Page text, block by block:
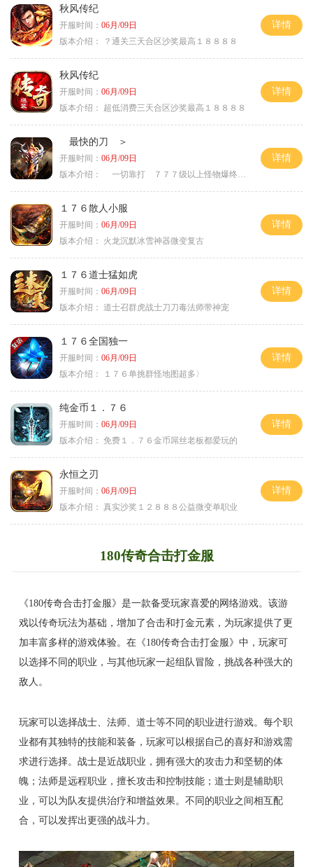
秋风传纪
开服时间： 06月/09日
版本介绍：
？通关三天合区沙奖最高１８８８８
详情
秋风传纪
开服时间： 06月/09日
版本介绍：
超低消费三天合区沙奖最高１８８８８
详情
最快的刀 ＞
开服时间： 06月/09日
版本介绍：
一切靠打 ７７７级以上怪物爆终极 ＞
详情
１７６散人小服
开服时间： 06月/09日
版本介绍：
火龙沉默冰雪神器微变复古
详情
１７６道士猛如虎
开服时间： 06月/09日
版本介绍： 道士召群虎战士刀刀毒法师带神宠
详情
１７６全国独一
开服时间： 06月/09日
版本介绍：
１７６单挑群怪地图超多〉
详情
纯金币１．７６
开服时间： 06月/09日
版本介绍： 免费１．７６金币屌丝老板都爱玩的
详情
永恒之刃
开服时间： 06月/09日
版本介绍： 真实沙奖１２８８８公益微变单职业
详情
180传奇合击打金服
《180传奇合击打金服》是一款备受玩家喜爱的网络游戏。该游
戏以传奇玩法为基础，增加了合击和打金元素，为玩家提供了更
加丰富多样的游戏体验。在《180传奇合击打金服》中，玩家可
以选择不同的职业，与其他玩家一起组队冒险，挑战各种强大的
敌人。
玩家可以选择战士、法师、道士等不同的职业进行游戏。每个职
业都有其独特的技能和装备，玩家可以根据自己的喜好和游戏需
求进行选择。战士是近战职业，拥有强大的攻击力和坚韧的体
魄；法师是远程职业，擅长攻击和控制技能；道士则是辅助职
业，可以为队友提供治疗和增益效果。不同的职业之间相互配
合，可以发挥出更强的战斗力。